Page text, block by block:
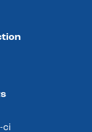
ci